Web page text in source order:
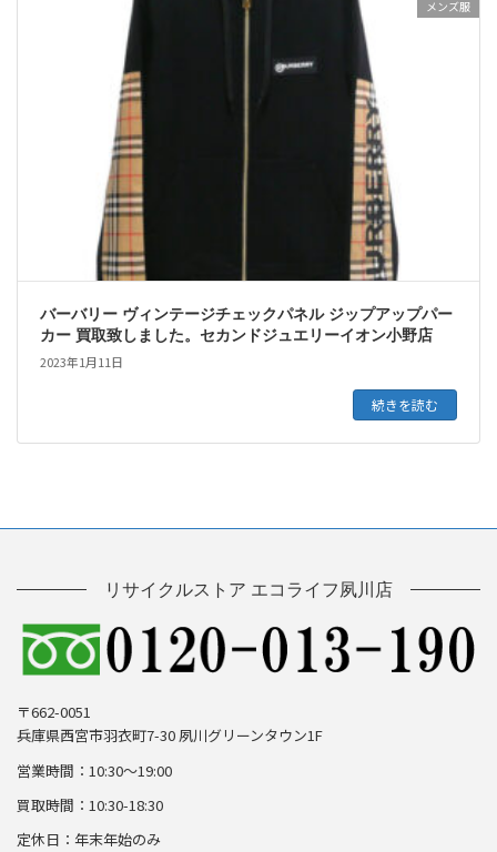
メンズ服
バーバリー ヴィンテージチェックパネル ジップアップパー
カー 買取致しました。セカンドジュエリーイオン小野店
2023年1月11日
続きを読む
リサイクルストア エコライフ夙川店
〒662-0051
兵庫県西宮市羽衣町7-30 夙川グリーンタウン1F
営業時間：10:30～19:00
買取時間：10:30-18:30
定休日：年末年始のみ